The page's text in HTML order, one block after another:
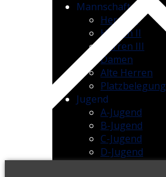
Mannschaften
Herren I
Herren II
Herren III
Damen
Alte Herren
Platzbelegung
Jugend
A-Jugend
B-Jugend
C-Jugend
D-Jugend